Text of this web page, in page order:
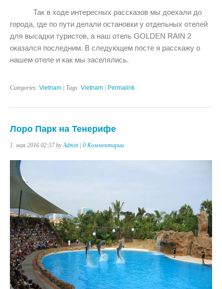
Так в ходе интересных рассказов мы доехали до
города, где по пути делали остановки у отдельных отелей
для высадки туристов, а наш отель GOLDEN RAIN 2
оказался последним. В следующем посте я расскажу о
нашем отеле и как мы заселялись.
Categories: Vietnam | Tags: Vietnam | Permalink
Лоро Парк на Тенерифе
1. мая 2016 02:57 byAdmin | 0 Комментарии